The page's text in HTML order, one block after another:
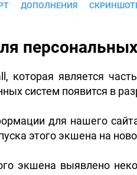
ДОПОЛНЕНИЯ
которая является
систем появится в
для нашего
этого экшена на
экшена выявлено